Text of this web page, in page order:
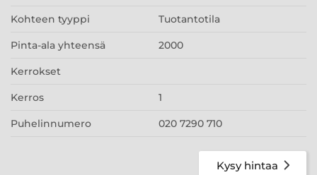
Kohteen tyyppi Tuotantotila
Pinta-ala yhteensä 2000
Kerrokset
Kerros 1
Puhelinnumero 020 7290 710
Kysy hintaa